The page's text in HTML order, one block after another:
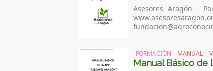
Asesores Aragón - Parte II
www.asesoresaragon.org www.asesoresaragon.com
FORMACIÓN MANUAL |
Manual Básico de